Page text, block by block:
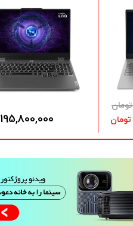
تومان 195,800,000